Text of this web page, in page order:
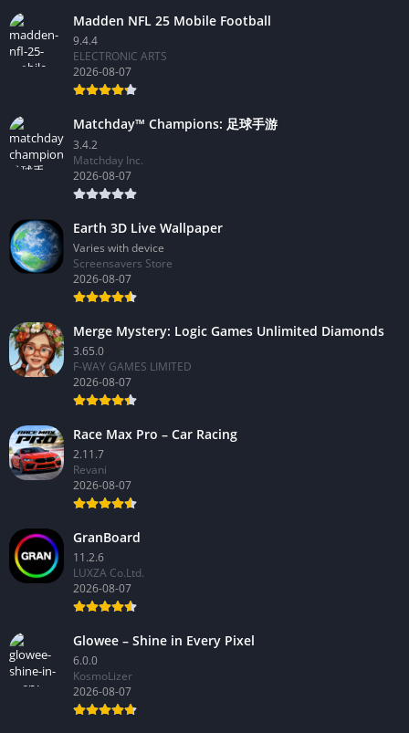
Madden NFL 25 Mobile Football
9.4.4
ELECTRONIC ARTS
2026-08-07
Matchday™ Champions: 足球手游
3.4.2
Matchday Inc.
2026-08-07
Earth 3D Live Wallpaper
Varies with device
Screensavers Store
2026-08-07
Merge Mystery: Logic Games Unlimited Diamonds
3.65.0
F-WAY GAMES LIMITED
2026-08-07
Race Max Pro – Car Racing
2.11.7
Revani
2026-08-07
GranBoard
11.2.6
LUXZA Co.Ltd.
2026-08-07
Glowee – Shine in Every Pixel
6.0.0
KosmoLizer
2026-08-07